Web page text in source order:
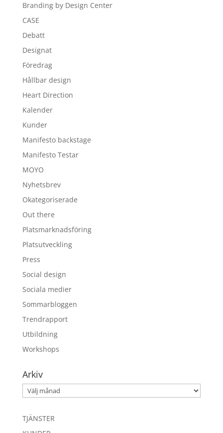
Branding by Design Center
CASE
Debatt
Designat
Föredrag
Hållbar design
Heart Direction
Kalender
Kunder
Manifesto backstage
Manifesto Testar
MOYO
Nyhetsbrev
Okategoriserade
Out there
Platsmarknadsföring
Platsutveckling
Press
Social design
Sociala medier
Sommarbloggen
Trendrapport
Utbildning
Workshops
Arkiv
Arkiv
TJÄNSTER